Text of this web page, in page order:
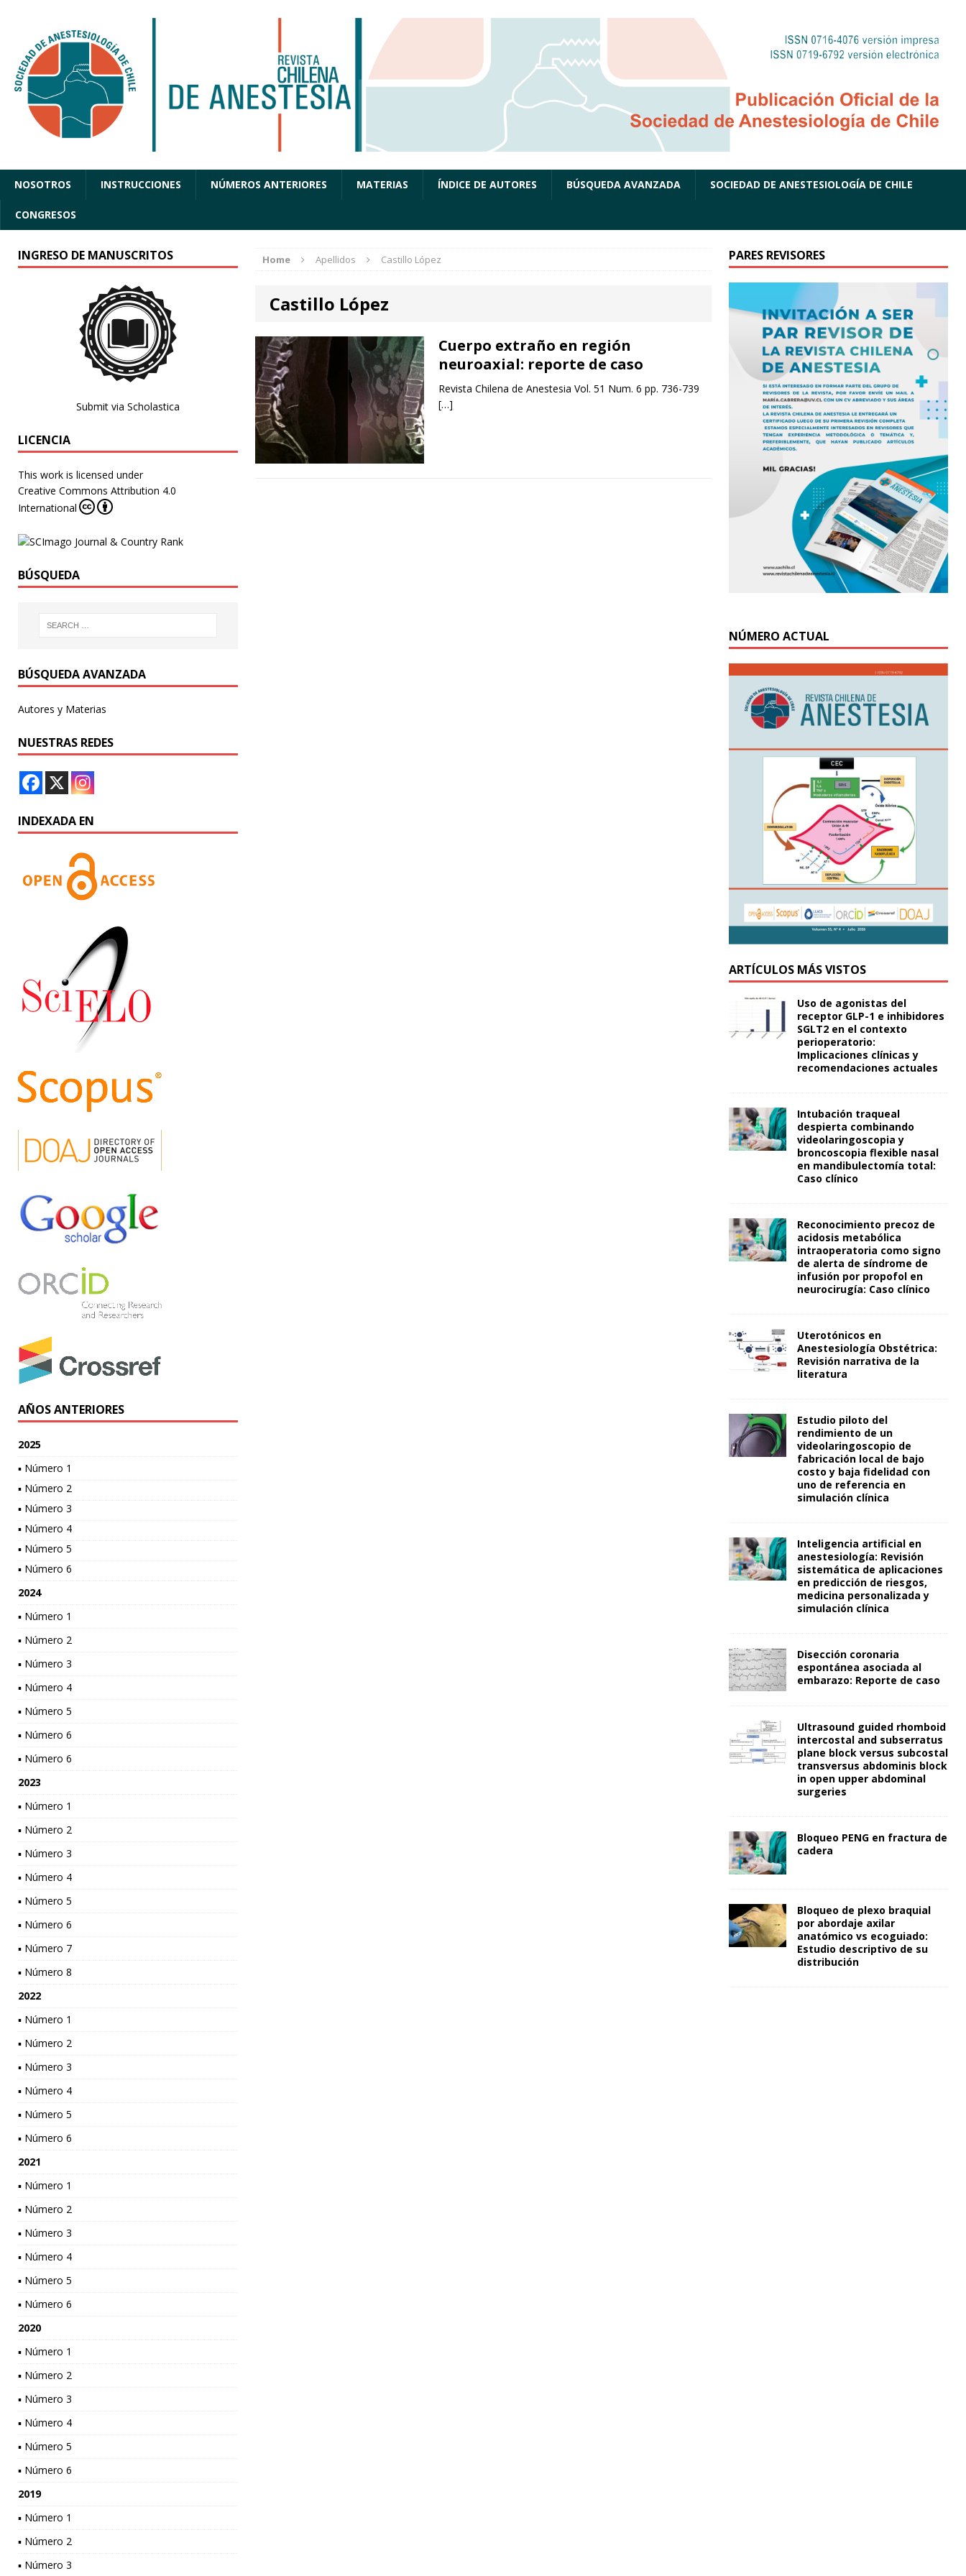
NOSOTROS INSTRUCCIONES NÚMEROS ANTERIORES MATERIAS ÍNDICE DE AUTORES BÚSQUEDA AVANZADA SOCIEDAD DE ANESTESIOLOGÍA DE CHILE
CONGRESOS
Home Apellidos Castillo López
Castillo López
Cuerpo extraño en región
neuroaxial: reporte de caso
Revista Chilena de Anestesia Vol. 51 Num. 6 pp. 736-739
[…]
INGRESO DE MANUSCRITOS
Submit via Scholastica
LICENCIA
This work is licensed under
Creative Commons Attribution 4.0
International
BÚSQUEDA
BÚSQUEDA AVANZADA
Autores y Materias
NUESTRAS REDES
INDEXADA EN
AÑOS ANTERIORES
2025
▪ Número 1
▪ Número 2
▪ Número 3
▪ Número 4
▪ Número 5
▪ Número 6
2024
▪ Número 1
▪ Número 2
▪ Número 3
▪ Número 4
▪ Número 5
▪ Número 6
▪ Número 6
2023
▪ Número 1
▪ Número 2
▪ Número 3
▪ Número 4
▪ Número 5
▪ Número 6
▪ Número 7
▪ Número 8
2022
▪ Número 1
▪ Número 2
▪ Número 3
▪ Número 4
▪ Número 5
▪ Número 6
2021
▪ Número 1
▪ Número 2
▪ Número 3
▪ Número 4
▪ Número 5
▪ Número 6
2020
▪ Número 1
▪ Número 2
▪ Número 3
▪ Número 4
▪ Número 5
▪ Número 6
2019
▪ Número 1
▪ Número 2
▪ Número 3
PARES REVISORES
NÚMERO ACTUAL
ARTÍCULOS MÁS VISTOS
Uso de agonistas del
receptor GLP-1 e inhibidores
SGLT2 en el contexto
perioperatorio:
Implicaciones clínicas y
recomendaciones actuales
Intubación traqueal
despierta combinando
videolaringoscopia y
broncoscopia flexible nasal
en mandibulectomía total:
Caso clínico
Reconocimiento precoz de
acidosis metabólica
intraoperatoria como signo
de alerta de síndrome de
infusión por propofol en
neurocirugía: Caso clínico
Uterotónicos en
Anestesiología Obstétrica:
Revisión narrativa de la
literatura
Estudio piloto del
rendimiento de un
videolaringoscopio de
fabricación local de bajo
costo y baja fidelidad con
uno de referencia en
simulación clínica
Inteligencia artificial en
anestesiología: Revisión
sistemática de aplicaciones
en predicción de riesgos,
medicina personalizada y
simulación clínica
Disección coronaria
espontánea asociada al
embarazo: Reporte de caso
Ultrasound guided rhomboid
intercostal and subserratus
plane block versus subcostal
transversus abdominis block
in open upper abdominal
surgeries
Bloqueo PENG en fractura de
cadera
Bloqueo de plexo braquial
por abordaje axilar
anatómico vs ecoguiado:
Estudio descriptivo de su
distribución